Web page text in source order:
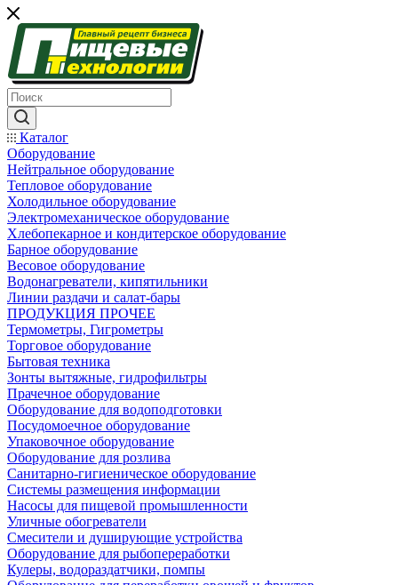
Каталог
Оборудование
Нейтральное оборудование
Тепловое оборудование
Холодильное оборудование
Электромеханическое оборудование
Хлебопекарное и кондитерское оборудование
Барное оборудование
Весовое оборудование
Водонагреватели, кипятильники
Линии раздачи и салат-бары
ПРОДУКЦИЯ ПРОЧЕЕ
Термометры, Гигрометры
Торговое оборудование
Бытовая техника
Зонты вытяжные, гидрофильтры
Прачечное оборудование
Оборудование для водоподготовки
Посудомоечное оборудование
Упаковочное оборудование
Оборудование для розлива
Санитарно-гигиеническое оборудование
Системы размещения информации
Насосы для пищевой промышленности
Уличные обогреватели
Смесители и душирующие устройства
Оборудование для рыбопереработки
Кулеры, водораздатчики, помпы